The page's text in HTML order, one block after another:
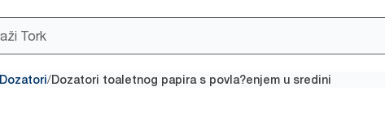
Dozatori/Dozatori toaletnog papira s povla?enjem u sredini